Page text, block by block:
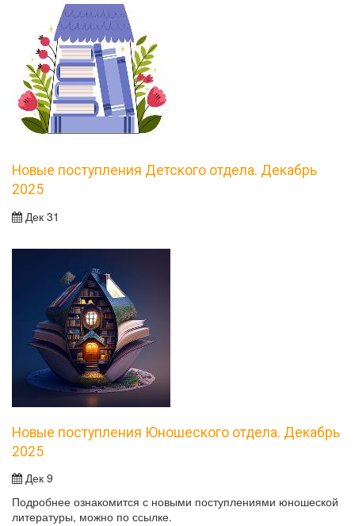
Новые поступления Детского отдела. Декабрь
2025
Дек 31
Новые поступления Юношеского отдела. Декабрь
2025
Дек 9
Подробнее ознакомится с новыми поступлениями юношеской
литературы, можно по ссылке.